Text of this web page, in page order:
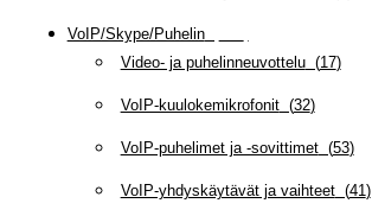
VoIP/Skype/Puhelin(
Video- ja puhelinneuvottelu(17)
VoIP-kuulokemikrofonit(32)
VoIP-puhelimet ja -sovittimet(53)
VoIP-yhdyskäytävät ja vaihteet(41)